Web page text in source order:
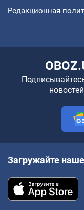
Редакционная
Загружайте